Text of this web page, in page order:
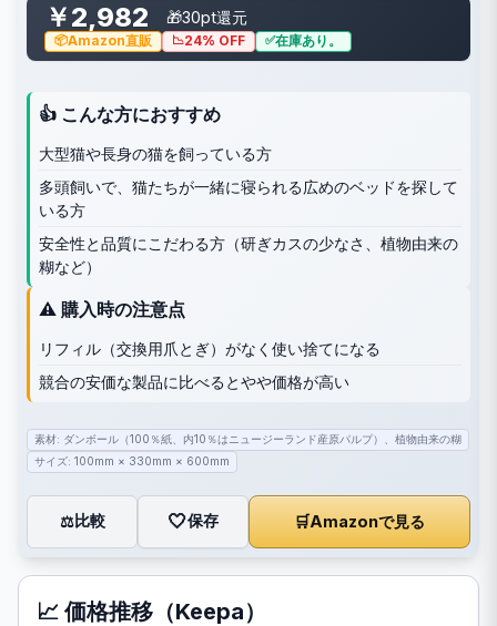
￥2,982 🎁30pt還元
Amazon直販 24% OFF 在庫あり。
👍 こんな方におすすめ
大型猫や長身の猫を飼っている方
多頭飼いで、猫たちが一緒に寝られる広めのベッドを探して
いる方
安全性と品質にこだわる方（研ぎカスの少なさ、植物由来の
糊など）
⚠️ 購入時の注意点
リフィル（交換用爪とぎ）がなく使い捨てになる
競合の安価な製品に比べるとやや価格が高い
素材: ダンボール（100％紙、内10％はニュージーランド産原パルプ）、植物由来の糊
サイズ: 100mm × 330mm × 600mm
⚖️比較 🤍保存 🛒Amazonで見る
📈 価格推移（Keepa）